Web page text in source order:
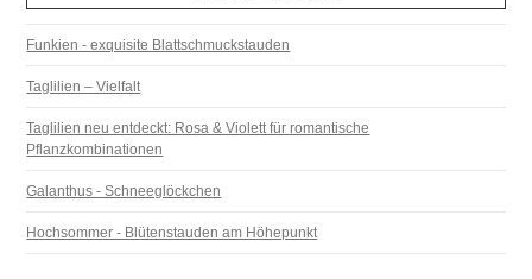
Funkien - exquisite Blattschmuckstauden
Taglilien – Vielfalt
Taglilien neu entdeckt: Rosa & Violett für romantische
Pflanzkombinationen
Galanthus - Schneeglöckchen
Hochsommer - Blütenstauden am Höhepunkt